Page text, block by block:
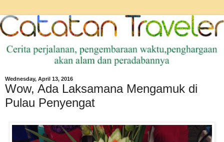
Wednesday, April 13, 2016
Wow, Ada Laksamana Mengamuk di
Pulau Penyengat